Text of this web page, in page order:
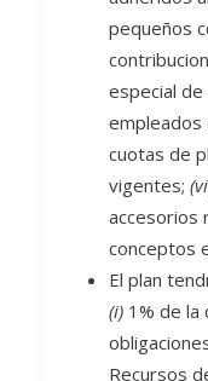
pequeños
especial
empleados
cuotas de
vigentes;
accesorios
conceptos
El plan
(i) 1% de la
Recursos